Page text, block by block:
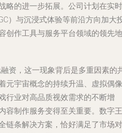
略的进一步拓展。公司计划在实时
）与沉浸式体验等前沿方向加大
创作工具与服务平台领域的领先地
资，这一现象背后是多重因素的
元宇宙概念的持续升温、虚拟偶像
行业对高品质视效需求的不断增
容制作服务变得至关重要。数字王
链条解决方案，恰好满足了市场对